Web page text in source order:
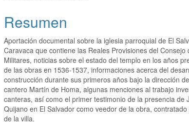
Resumen
Aportación documental sobre la iglesia parroquial de El
Caravaca que contiene las Reales Provisiones del Consejo
Militares, noticias sobre el estado del templo en los años
de las obras en 1536-1537, informaciones acerca del
construcción durante sus primeros años bajo la dirección
cantero Martín de Homa, algunas menciones al trabajo
canteras, así como el primer testimonio de la presencia de
Quijano en El Salvador como veedor de la obra,
de la villa.